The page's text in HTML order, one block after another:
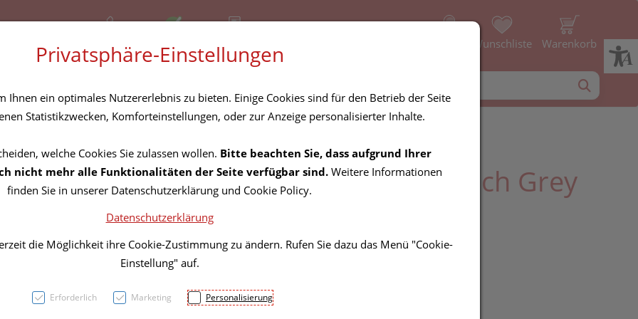
+43 (01) 3683167 Offen Rezept-Anfrage Wunschliste Warenkorb
BIO LePetit Handtuch Grey
15,91 EUR
Privatsphäre-Einstellungen
Ihnen ein optimales Nutzererlebnis zu bieten. Einige Cookies sind für den Betrieb der Seite
Statistikzwecken, Komforteinstellungen, oder zur Anzeige personalisierter Inhalte.
welche Cookies Sie zulassen wollen. Bitte beachten Sie, dass aufgrund Ihrer
nicht mehr alle Funktionalitäten der Seite verfügbar sind. Weitere Informationen
finden Sie in unserer Datenschutzerklärung und Cookie Policy.
Datenschutzerklärung
die Möglichkeit ihre Cookie-Zustimmung zu ändern. Rufen Sie dazu das Menü "Cookie-
Einstellung" auf.
Erforderlich Marketing Personalisierung